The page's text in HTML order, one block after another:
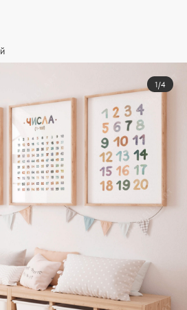
1/4